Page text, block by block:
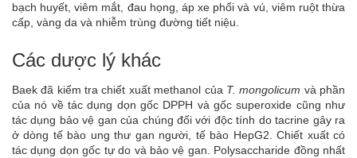
bạch huyết, viêm mắt, đau họng, áp xe phổi và vú, viêm ruột thừa
cấp, vàng da và nhiễm trùng đường tiết niệu.
Các dược lý khác
Baek đã kiểm tra chiết xuất methanol của T. mongolicum và phần
của nó về tác dụng dọn gốc DPPH và gốc superoxide cũng như
tác dụng bảo vệ gan của chúng đối với độc tính do tacrine gây ra
ở dòng tế bào ung thư gan người, tế bào HepG2. Chiết xuất có
tác dụng dọn gốc tự do và bảo vệ gan. Polysaccharide đồng nhất